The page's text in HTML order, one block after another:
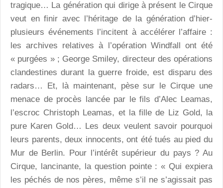
tragique… La génération qui dirige à présent le Cirque
veut en finir avec l’héritage de la génération d’hier-
plusieurs événements l’incitent à accélérer l’affaire :
les archives relatives à l’opération Windfall ont été
« purgées » ; George Smiley, directeur des opérations
clandestines durant la guerre froide, est disparu des
radars… Et, là maintenant, pèse sur le Cirque une
menace de procès lancée par le fils d’Alec Leamas,
l’escroc Christoph Leamas, et la fille de Liz Gold, la
pure Karen Gold… Les deux veulent savoir pourquoi
leurs parents, deux innocents, ont été tués au pied du
Mur de Berlin. Pour l’intérêt supérieur du pays ? Au
Cirque, lancinante, la question pointe : « Qui expiera
les péchés de nos pères, même s’il ne s’agissait pas